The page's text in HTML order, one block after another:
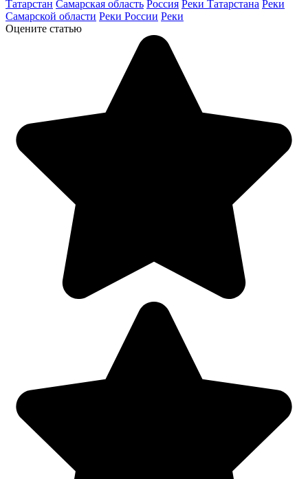
Татарстан Самарская область Россия Реки Татарстана Реки
Самарской области Реки России Реки
Оцените статью